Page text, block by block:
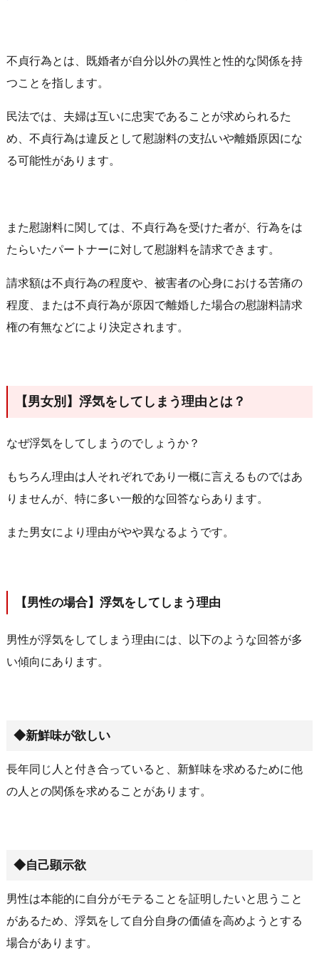
不貞行為とは、既婚者が自分以外の異性と性的な関係を持
つことを指します。
民法では、夫婦は互いに忠実であることが求められるた
め、不貞行為は違反として慰謝料の支払いや離婚原因にな
る可能性があります。
また慰謝料に関しては、不貞行為を受けた者が、行為をは
たらいたパートナーに対して慰謝料を請求できます。
請求額は不貞行為の程度や、被害者の心身における苦痛の
程度、または不貞行為が原因で離婚した場合の慰謝料請求
権の有無などにより決定されます。
【男女別】浮気をしてしまう理由とは？
なぜ浮気をしてしまうのでしょうか？
もちろん理由は人それぞれであり一概に言えるものではあ
りませんが、特に多い一般的な回答ならあります。
また男女により理由がやや異なるようです。
【男性の場合】浮気をしてしまう理由
男性が浮気をしてしまう理由には、以下のような回答が多
い傾向にあります。
◆新鮮味が欲しい
長年同じ人と付き合っていると、新鮮味を求めるために他
の人との関係を求めることがあります。
◆自己顕示欲
男性は本能的に自分がモテることを証明したいと思うこと
があるため、浮気をして自分自身の価値を高めようとする
場合があります。